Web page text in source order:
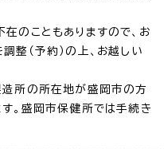
のこともありますので、お
整（予約）の上、お越しい
造所の所在地が盛岡市の方
。盛岡市保健所では手続き